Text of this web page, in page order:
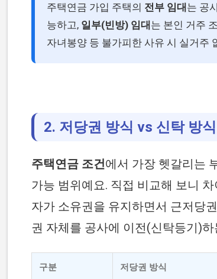
주택연금 가입 주택의 전부 임대는 공
능하고, 일부(빈방) 임대는 본인 거주
자녀봉양 등 불가피한 사유 시 실거주
2. 저당권 방식 vs 신탁 방
주택연금 조건에서 가장 헷갈리는
가능 범위예요. 직접 비교해 보니
자가 소유권을 유지하면서 근저당
권 자체를 공사에 이전(신탁등기)하
구분 저당권 방식